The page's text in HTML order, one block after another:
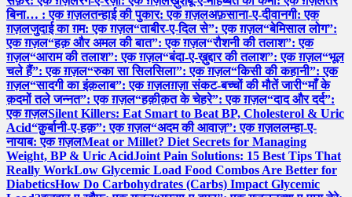
बिना… : एक ग़ज़लतन्हाई की पुकार: एक ग़ज़लअफ़साना-ए-दीवानगी: एक
ग़ज़लजुदाई का ग़म: एक ग़ज़ल“ताबीर-ए-दिल से”: एक ग़ज़ल“बेमिसाल लोग”:
एक ग़ज़ल“हक़ और अमल की बात”: एक ग़ज़ल“रौशनी की तलाश”: एक
ग़ज़ल“आराम की तलाश”: एक ग़ज़ल“बंदा-ए-ख़ुद्दार की तलाश”: एक ग़ज़ल“भूल
चले हैं”: एक ग़ज़ल“रुका सा सिलसिला”: एक ग़ज़ल“किसी की कहानी”: एक
ग़ज़ल“सादगी का इंक़लाब”: एक ग़ज़लग़ज़ा संकट-बच्चों की मौतें जारी“माँ के
क़दमों तले जन्नत”: एक ग़ज़ल“हक़ीक़त के चेहरे”: एक ग़ज़ल“दाद और दर्द”:
एक ग़ज़लSilent Killers: Eat Smart to Beat BP, Cholesterol & Uric
Acid“क़ुर्बानी-ए-हक़”: एक ग़ज़ल“अदम की आवाज़”: एक ग़ज़ललम्हा-ए-
नायाब: एक ग़ज़लMeat or Millet? Diet Secrets for Managing
Weight, BP & Uric AcidJoint Pain Solutions: 15 Best Tips That
Really WorkLow Glycemic Load Food Combos Are Better for
DiabeticsHow Do Carbohydrates (Carbs) Impact Glycemic